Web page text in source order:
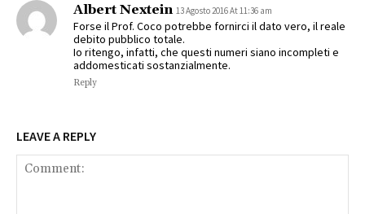
Albert Nextein 13 Agosto 2016 At 11:36 am
Forse il Prof. Coco potrebbe fornirci il dato vero, il reale
debito pubblico totale.
Io ritengo, infatti, che questi numeri siano incompleti e
addomesticati sostanzialmente.
Reply
LEAVE A REPLY